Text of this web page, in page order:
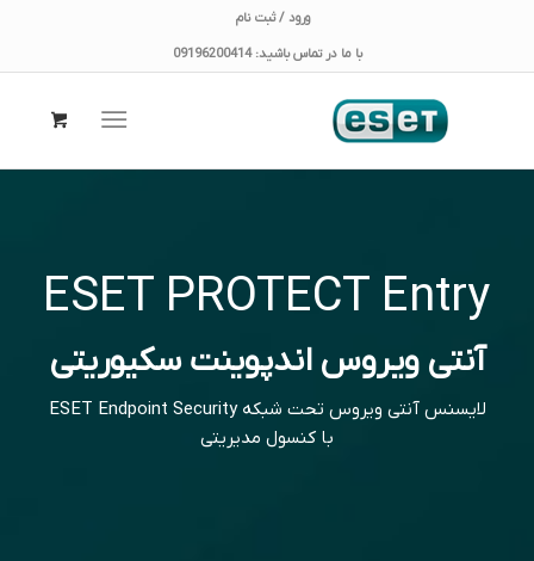
ورود / ثبت نام
با ما در تماس باشید: 09196200414
ESET PROTECT Entry
آنتی ویروس اندپوینت سکیوریتی
لایسنس آنتی‌ ویروس تحت شبکه ESET Endpoint Security
با کنسول مدیریتی